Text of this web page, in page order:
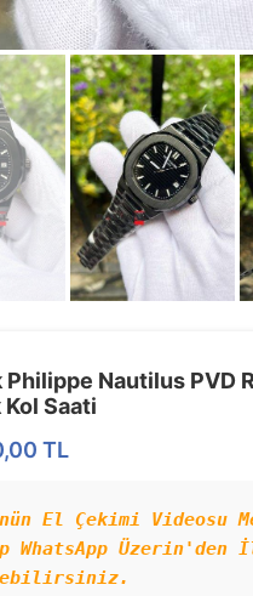
Büyütün
Philippe Nautilus PVD
Kol Saati
TL
El Çekimi Videosu
WhatsApp Üzerin'den